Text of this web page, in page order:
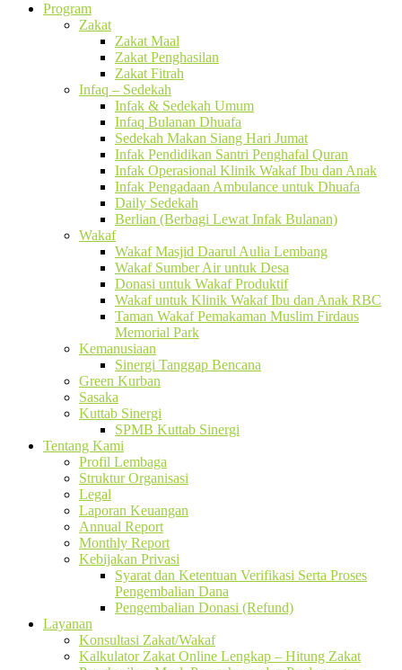
Program
Zakat
Zakat Maal
Zakat Penghasilan
Zakat Fitrah
Infaq – Sedekah
Infak & Sedekah Umum
Infaq Bulanan Dhuafa
Sedekah Makan Siang Hari Jumat
Infak Pendidikan Santri Penghafal Quran
Infak Operasional Klinik Wakaf Ibu dan Anak
Infak Pengadaan Ambulance untuk Dhuafa
Daily Sedekah
Berlian (Berbagi Lewat Infak Bulanan)
Wakaf
Wakaf Masjid Daarul Aulia Lembang
Wakaf Sumber Air untuk Desa
Donasi untuk Wakaf Produktif
Wakaf untuk Klinik Wakaf Ibu dan Anak RBC
Taman Wakaf Pemakaman Muslim Firdaus
Memorial Park
Kemanusiaan
Sinergi Tanggap Bencana
Green Kurban
Sasaka
Kuttab Sinergi
SPMB Kuttab Sinergi
Tentang Kami
Profil Lembaga
Struktur Organisasi
Legal
Laporan Keuangan
Annual Report
Monthly Report
Kebijakan Privasi
Syarat dan Ketentuan Verifikasi Serta Proses
Pengembalian Dana
Pengembalian Donasi (Refund)
Layanan
Konsultasi Zakat/Wakaf
Kalkulator Zakat Online Lengkap – Hitung Zakat